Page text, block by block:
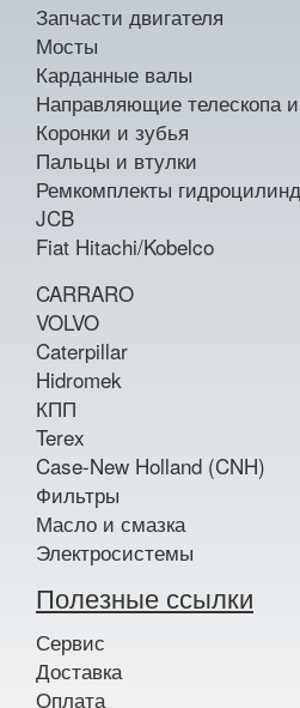
Запчасти двигателя
Мосты
Карданные валы
Направляющие телескопа и
Коронки и зубья
Пальцы и втулки
Ремкомплекты
JCB
Fiat Hitachi/Kobelco
CARRARO
VOLVO
Caterpillar
Hidromek
КПП
Terex
Case-New Holland (CNH)
Фильтры
Масло и смазка
Электросистемы
Полезные ссылки
Сервис
Доставка
Оплата